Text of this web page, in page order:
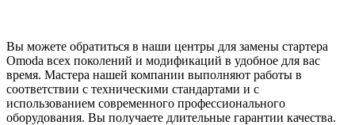
Вы можете обратиться в наши центры для замены стартера
Omoda всех поколений и модификаций в удобное для вас
время. Мастера нашей компании выполняют работы в
соответствии с техническими стандартами и с
использованием современного профессионального
оборудования. Вы получаете длительные гарантии качества.